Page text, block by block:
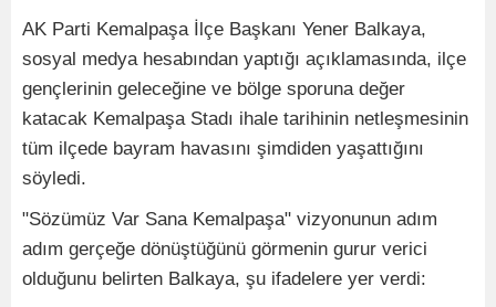
AK Parti Kemalpaşa İlçe Başkanı Yener Balkaya,
sosyal medya hesabından yaptığı açıklamasında, ilçe
gençlerinin geleceğine ve bölge sporuna değer
katacak Kemalpaşa Stadı ihale tarihinin netleşmesinin
tüm ilçede bayram havasını şimdiden yaşattığını
söyledi.
"Sözümüz Var Sana Kemalpaşa" vizyonunun adım
adım gerçeğe dönüştüğünü görmenin gurur verici
olduğunu belirten Balkaya, şu ifadelere yer verdi: